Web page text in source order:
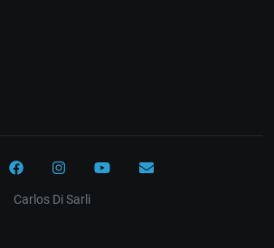
Carlos Di Sarli